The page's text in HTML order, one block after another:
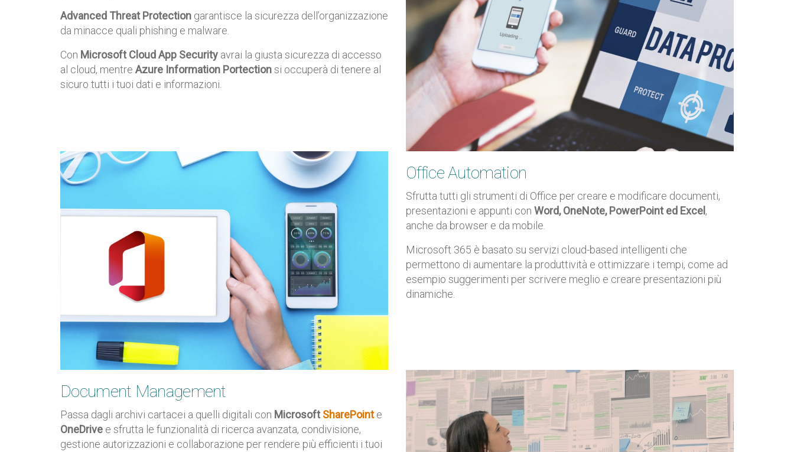
Advanced Threat Protection garantisce la sicurezza dell’organizzazione
da minacce quali phishing e malware.
Con Microsoft Cloud App Security avrai la giusta sicurezza di accesso
al cloud, mentre Azure Information Portectionsi occuperà di tenere al
sicuro tutti i tuoi dati e informazioni.
Office Automation
Sfrutta tutti gli strumenti di Office per creare e modificare documenti,
presentazioni e appunti con Word, OneNote, PowerPoint ed Excel ,
anche da browser e da mobile.
Microsoft 365 è basato su servizi cloud-based intelligenti che
permettono di aumentare la produttività e ottimizzare i tempi, come ad
esempio suggerimenti per scrivere meglio e creare presentazioni più
dinamiche.
Document Management
Passa dagli archivi cartacei a quelli digitali con MicrosoftSharePointe
OneDrive e sfrutta le funzionalità di ricerca avanzata, condivisione,
gestione autorizzazioni e collaborazione per rendere più efficienti i tuoi